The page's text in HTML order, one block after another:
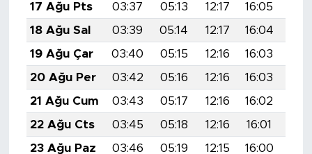
17 Ağu Pts
03:37 05:13 12:17 16:05
18 Ağu Sal
03:39 05:14 12:17 16:04
19 Ağu Çar
03:40 05:15 12:16 16:03
20 Ağu Per
03:42 05:16 12:16 16:03
21 Ağu Cum
03:43 05:17 12:16 16:02
22 Ağu Cts
03:45 05:18 12:16 16:01
23 Ağu Paz
03:46 05:19 12:15 16:00